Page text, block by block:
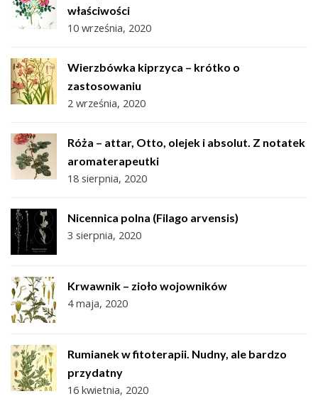
właściwości
10 września, 2020
Wierzbówka kiprzyca – krótko o
zastosowaniu
2 września, 2020
Róża – attar, Otto, olejek i absolut. Z notatek
aromaterapeutki
18 sierpnia, 2020
Nicennica polna (Filago arvensis)
3 sierpnia, 2020
Krwawnik – zioło wojowników
4 maja, 2020
Rumianek w fitoterapii. Nudny, ale bardzo
przydatny
16 kwietnia, 2020